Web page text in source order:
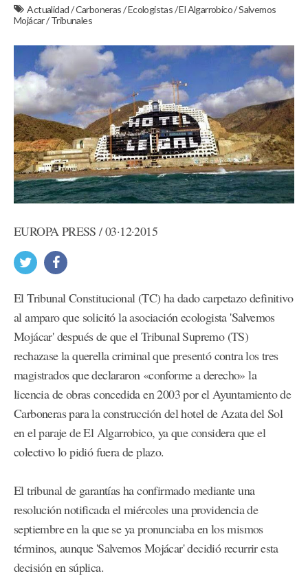
Actualidad/Carboneras/Ecologistas/El Algarrobico/Salvemos
Mojácar/Tribunales
EUROPA PRESS / 03·12·2015
El Tribunal Constitucional (TC) ha dado carpetazo definitivo
al amparo que solicitó la asociación ecologista 'Salvemos
Mojácar' después de que el Tribunal Supremo (TS)
rechazase la querella criminal que presentó contra los tres
magistrados que declararon «conforme a derecho» la
licencia de obras concedida en 2003 por el Ayuntamiento de
Carboneras para la construcción del hotel de Azata del Sol
en el paraje de El Algarrobico, ya que considera que el
colectivo lo pidió fuera de plazo.
El tribunal de garantías ha confirmado mediante una
resolución notificada el miércoles una providencia de
septiembre en la que se ya pronunciaba en los mismos
términos, aunque 'Salvemos Mojácar' decidió recurrir esta
decisión en súplica.